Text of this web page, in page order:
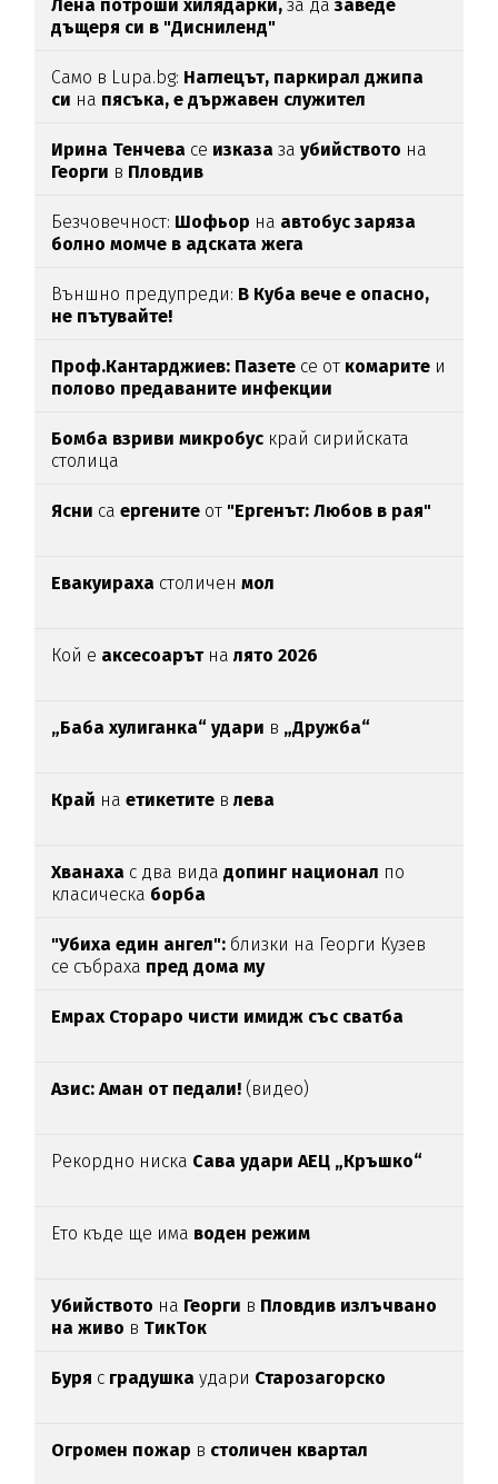
Лена потроши хилядарки,за да заведе
дъщеря си в "Дисниленд"
Само в Lupa.bg: Наглецът, паркирал джипа
си на пясъка, е държавен служител
Ирина Тенчева се изказазаубийството на
Георги в Пловдив
Безчовечност: Шофьор на автобус заряза
болно момче в адската жега
Външно предупреди: В Куба вече е опасно,
не пътувайте!
Проф.Кантарджиев: Пазете се от комарите и
полово предаваните инфекции
Бомба взриви микробус край сирийската
столица
Ясни са ергените от "Ергенът: Любов в рая"
Евакуираха столиченмол
Кой е аксесоарътналято 2026
„Баба хулиганка“ удари в „Дружба“
Край наетикетите влева
Хванаха с два видадопинг национал по
класическа борба
"Убиха един ангел": близки на Георги Кузев
се събраха пред дома му
Емрах Стораро чисти имидж със сватба
Азис: Аман от педали! (видео)
Рекордно ниска Сава удари АЕЦ „Кръшко“
Ето къде ще има воден режим
Убийството на Георги в Пловдив излъчвано
на живо в ТикТок
Буря с градушкаудари Старозагорско
Огромен пожар в столичен квартал